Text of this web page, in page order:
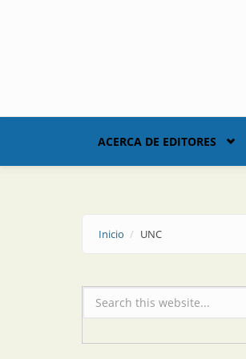
ACERCA DE EDITORES
Inicio UNC
Formulario de búsqueda